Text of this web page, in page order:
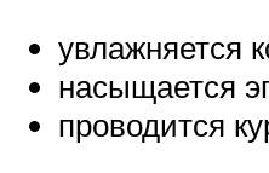
увлажняется
насыщается
проводится